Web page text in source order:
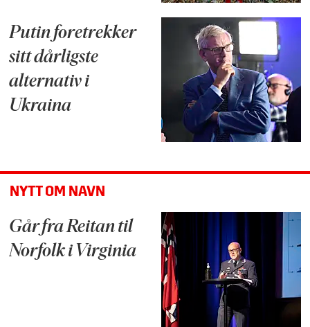
Putin foretrekker
sitt dårligste
alternativ i
Ukraina
NYTT OM NAVN
Går fra Reitan til
Norfolk i Virginia